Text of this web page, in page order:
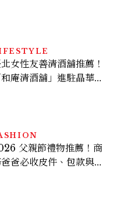
女性友善清酒舖推薦！
和庵清酒舖」進駐晶華酒
父親節禮物推薦！商
爸必收皮件、包款與鞋